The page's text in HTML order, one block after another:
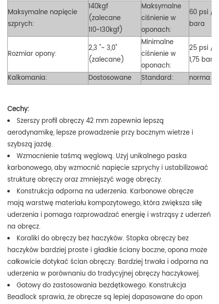
Maksymalne napięcie
szprych:
140kgf
(zalecane
110~130kgf)
Maksymalne
ciśnienie w
oponach:
60 psi /
bara
Rozmiaropony:
2,3 "~ 3,0"
(zalecane)
Minimalne
ciśnienie w
oponach:
25 psi /
1,75 bara
Kalkomania:
Dostosowane Standard: norma
Cechy:
Szerszy profil obręczy 42 mm zapewnia lepszą
aerodynamikę, lepsze prowadzenie przy bocznym wietrze i
szybszą jazdę.
Wzmocnienie taśmą węglową. Użyj unikalnego paska
karbonowego, aby wzmocnić napięcie szprychy i ustabilizować
strukturę obręczy oraz zmniejszyć wagę obręczy.
Konstrukcja odporna na uderzenia. Karbonowe obręcze
mają warstwę materiału kompozytowego, która zwiększa siłę
uderzenia i pomaga rozprowadzać energię i wstrząsy z uderzeń
na obręcz.
Koraliki do obręczy bez haczyków. Stopka obręczy bez
haczyków bardziej proste i gładkie ściany boczne, opona może
całkowicie dotykać ścian obręczy. Bardziej trwała i odporna na
uderzenia w porównaniu do tradycyjnej obręczy haczykowej.
Gotowy do zastosowania bezdętkowego. Konstrukcja
Beadlock sprawia, że ​​obręcze są lepiej dopasowane do opon